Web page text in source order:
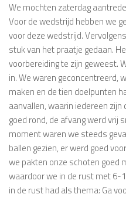
We mochten zaterdag
Voor de wedstrijd hebben we
voor deze wedstrijd.
stuk van het praatje gedaan.
voorbereiding te zijn geweest.
in. We waren geconcentreerd,
maken en de tien doelpunten
aanvallen, waarin iedereen
goed rond, de afvang werd vrij
moment waren we steeds
ballen gezien, er werd goed
we pakten onze schoten goed
waardoor we in de rust met 6-
in de rust had als thema: Ga